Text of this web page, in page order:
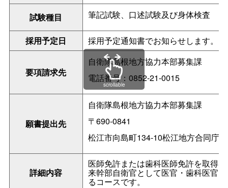
試験種目
筆記試験、口述試験及び身体検査
採用予定日 採用予定通知書でお知らせします。
要項請求先
自衛隊島根地方協力本部募集課
電話番号：0852-21-0015
願書提出先
自衛隊島根地方協力本部募集課
〒690-0841
松江市向島町134-10松江地方合同庁
詳細内容
医師免許または歯科医師免許を取得
来幹部自衛官として医官・歯科医官
るコースです。
scrollable